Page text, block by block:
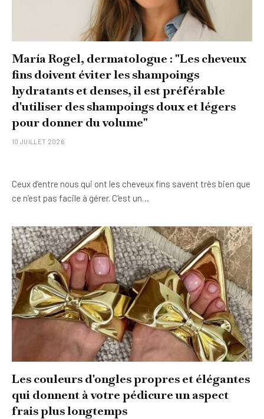
María Rogel, dermatologue : "Les cheveux
fins doivent éviter les shampoings
hydratants et denses, il est préférable
d'utiliser des shampoings doux et légers
pour donner du volume"
10 JUILLET 2026
Ceux d’entre nous qui ont les cheveux fins savent très bien que
ce n’est pas facile à gérer. C'est un…
Les couleurs d'ongles propres et élégantes
qui donnent à votre pédicure un aspect
frais plus longtemps